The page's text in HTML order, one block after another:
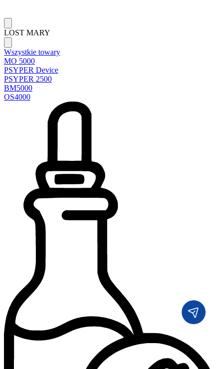
LOST MARY
Wszystkie towary
MO 5000
PSYPER Device
PSYPER 2500
BM5000
OS4000